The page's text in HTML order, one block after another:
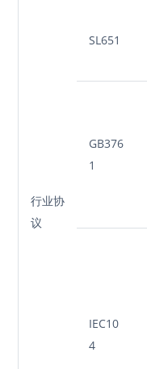
行业协
议
SL651
GB376
1
IEC10
4